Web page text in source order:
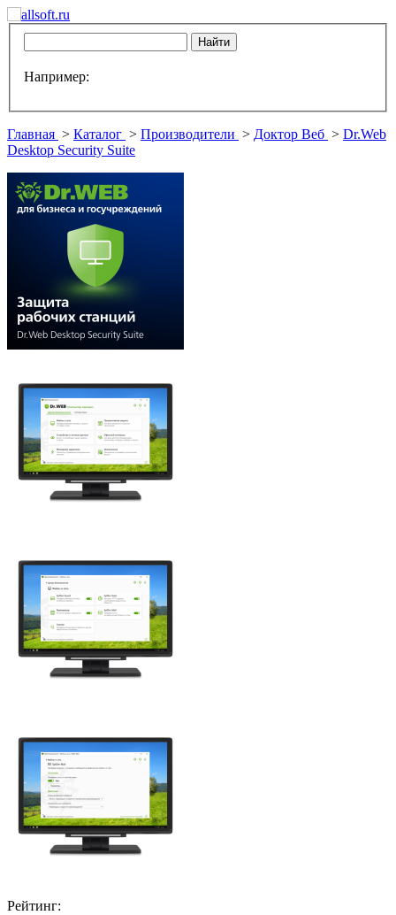
Например:
Главная > Каталог > Производители > Доктор Веб > Dr.Web
Desktop Security Suite
Рейтинг: